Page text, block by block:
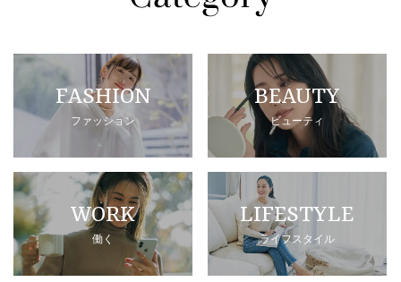
FASHION
ファッション
BEAUTY
ビューティ
WORK
働く
LIFESTYLE
ライフスタイル